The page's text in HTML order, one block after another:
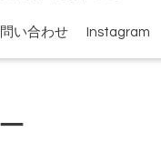
い合わせ Instagram